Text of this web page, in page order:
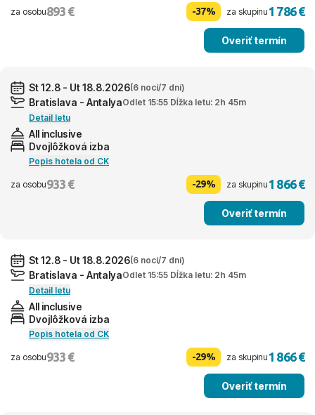
za osobu893 € -37% za skupinu1 786 €
Overiť termín
St 12.8 - Ut 18.8.2026(6 nocí/7 dní)
Bratislava - AntalyaOdlet 15:55 Dĺžka letu: 2h 45m
Detail letu
All inclusive
Dvojlôžková izba
Popis hotela od CK
za osobu933 € -29% za skupinu1 866 €
Overiť termín
St 12.8 - Ut 18.8.2026(6 nocí/7 dní)
Bratislava - AntalyaOdlet 15:55 Dĺžka letu: 2h 45m
Detail letu
All inclusive
Dvojlôžková izba
Popis hotela od CK
za osobu933 € -29% za skupinu1 866 €
Overiť termín